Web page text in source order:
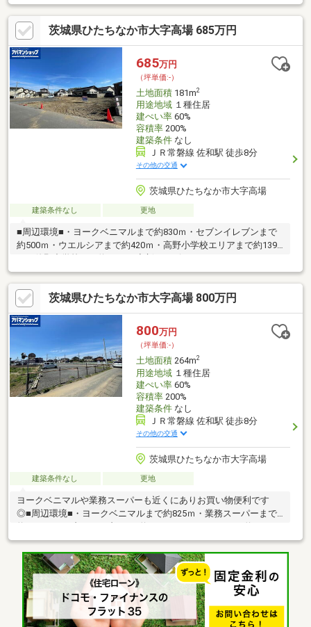
土地探しと同時に、お客様が気になるハウスメーカーや建築業者
様を無料でご相談いただけます！また当社にて建築担当営業様も
ご紹介いたします！お気軽にご相談ください♪
茨城県ひたちなか市大字高場 685万円
685万円
（坪単価:-）
土地面積181m2
用途地域１種住居
建ぺい率60%
容積率200%
建築条件なし
ＪＲ常磐線 佐和駅 徒歩8分
その他の交通
茨城県ひたちなか市大字高場
建築条件なし 更地
■周辺環境■・ヨークベニマルまで約830ｍ・セブンイレブンまで
約500ｍ・ウエルシアまで約420ｍ・高野小学校エリアまで約1390
ー◆土地探しと同時に、お客様が気になるハウスメーカーや建築
業者様を無料でご相談いただけます！また当社にて建築担当営業
様もご紹介いたします！お気軽にご相談ください♪
茨城県ひたちなか市大字高場 800万円
800万円
（坪単価:-）
土地面積264m2
用途地域１種住居
建ぺい率60%
容積率200%
建築条件なし
ＪＲ常磐線 佐和駅 徒歩8分
その他の交通
茨城県ひたちなか市大字高場
建築条件なし 更地
ヨークベニマルや業務スーパーも近くにありお買い物便利です
◎■周辺環境■・ヨークベニマルまで約825ｍ・業務スーパーまで
約780ｍ・セブンイレブンまで約500ｍ・ウエルシアまで約420
ｍ・高野小学校まで約1380ｍ・佐野中学校まで約2270ｍ・明成幼
稚園まで約780ｍ◆新サービス・マイホームカウンター◆土地探
しと同時に、お客様が気になるハウスメーカーや建築業者様を無
料でご相談いただけます！また当社にて建築担当営業様もご紹介
いたします！お気軽にご相談ください♪